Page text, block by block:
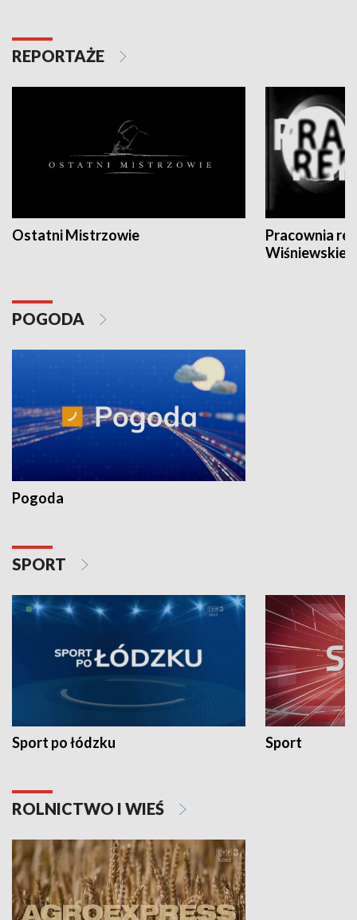
REPORTAŻE
Ostatni Mistrzowie
Pracownia
POGODA
Pogoda
SPORT
Sport po łódzku Sport
ROLNICTWO I WIEŚ